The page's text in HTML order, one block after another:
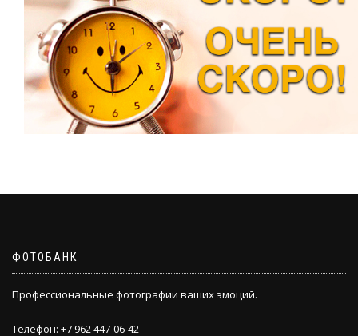
ФОТОБАНК
Профессиональные фотографии ваших эмоций.
Телефон: +7 962 447-06-42